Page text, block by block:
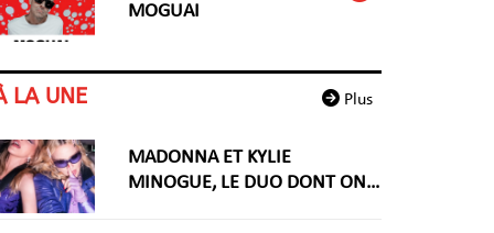
MOGUAI
Plus
LA UNE
MADONNA ET KYLIE
MINOGUE, LE DUO DONT ON